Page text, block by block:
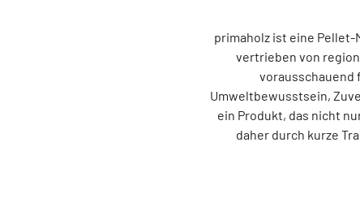
primaholz ist eine Pellet-
vertrieben von
vorausschauend
Umweltbewusstsein,
ein Produkt, das nicht
daher durch kurze